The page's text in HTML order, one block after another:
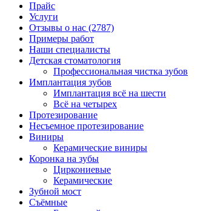
Прайс
Услуги
Отзывы о нас (2787)
Примеры работ
Наши специалисты
Детская стоматология
Профессиональная чистка зубов
Имплантация зубов
Имплантация всё на шести
Всё на четырех
Протезирование
Несъемное протезирование
Виниры
Керамические виниры
Коронка на зубы
Циркониевые
Керамические
Зубной мост
Съёмные